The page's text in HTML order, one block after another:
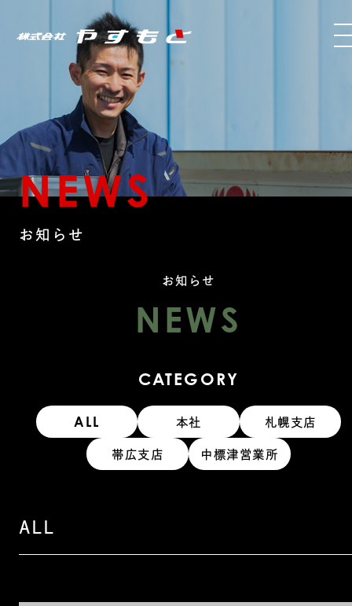
NEWS
お知らせ
お知らせ
NEWS
CATEGORY
ALL 本社 札幌支店
帯広支店 中標津営業所
ALL